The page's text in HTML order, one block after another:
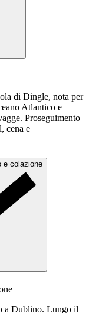
di Dingle, nota per
Atlantico e
Proseguimento
cena e
e colazione
a Dublino. Lungo il